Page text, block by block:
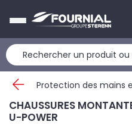
Protection des mains
CHAUSSURES
U-POWER